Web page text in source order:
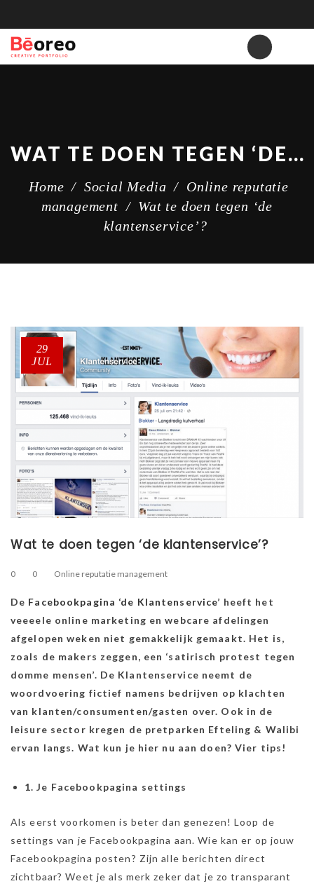
WAT TE DOEN TEGEN ‘DE KLANTENSERVICE’?
Home / Social Media / Online reputatie
management / Wat te doen tegen ‘de
klantenservice’?
29
JUL
Wat te doen tegen ‘de klantenservice’?
0 0 Online reputatie management
De Facebookpagina ‘de Klantenservice’ heeft het
veeeele online marketing en webcare afdelingen
afgelopen weken niet gemakkelijk gemaakt. Het is,
zoals de makers zeggen, een ‘satirisch protest tegen
domme mensen’. De Klantenservice neemt de
woordvoering fictief namens bedrijven op klachten
van klanten/consumenten/gasten over. Ook in de
leisure sector kregen de pretparken Efteling & Walibi
ervan langs. Wat kun je hier nu aan doen? Vier tips!
1. Je Facebookpagina settings
Als eerst voorkomen is beter dan genezen! Loop de
settings van je Facebookpagina aan. Wie kan er op jouw
Facebookpagina posten? Zijn alle berichten direct
zichtbaar? Weet je als merk zeker dat je zo transparant